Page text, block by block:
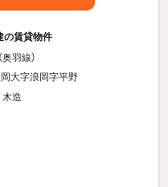
の賃貸物件
奥羽線）
大字浪岡字平野
造